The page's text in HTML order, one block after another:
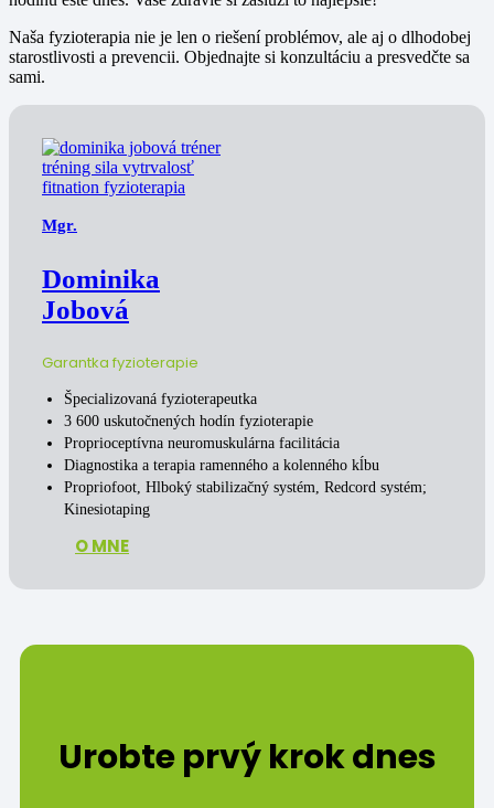
Naša fyzioterapia nie je len o riešení problémov, ale aj o dlhodobej
starostlivosti a prevencii. Objednajte si konzultáciu a presvedčte sa
sami.
Mgr.
Dominika
Jobová
Garantka fyzioterapie
Špecializovaná fyzioterapeutka
3 600 uskutočnených hodín fyzioterapie
Proprioceptívna neuromuskulárna facilitácia
Diagnostika a terapia ramenného a kolenného kĺbu
Propriofoot, Hlboký stabilizačný systém, Redcord systém;
Kinesiotaping
O MNE
Urobte prvý krok dnes